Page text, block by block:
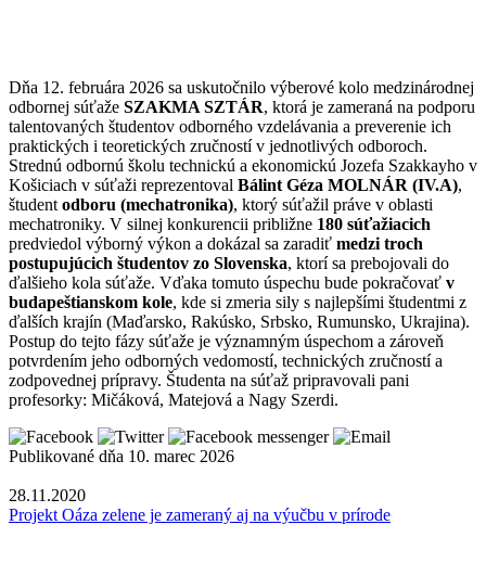
Dňa 12. februára 2026 sa uskutočnilo výberové kolo medzinárodnej
odbornej súťaže SZAKMA SZTÁR, ktorá je zameraná na podporu
talentovaných študentov odborného vzdelávania a preverenie ich
praktických i teoretických zručností v jednotlivých odboroch.
Strednú odbornú školu technickú a ekonomickú Jozefa Szakkayho v
Košiciach v súťaži reprezentoval Bálint Géza MOLNÁR (IV.A),
študent odboru (mechatronika), ktorý súťažil práve v oblasti
mechatroniky. V silnej konkurencii približne 180 súťažiacich
predviedol výborný výkon a dokázal sa zaradiť medzi troch
postupujúcich študentov zo Slovenska, ktorí sa prebojovali do
ďalšieho kola súťaže. Vďaka tomuto úspechu bude pokračovať v
budapeštianskom kole, kde si zmeria sily s najlepšími študentmi z
ďalších krajín (Maďarsko, Rakúsko, Srbsko, Rumunsko, Ukrajina).
Postup do tejto fázy súťaže je významným úspechom a zároveň
potvrdením jeho odborných vedomostí, technických zručností a
zodpovednej prípravy. Študenta na súťaž pripravovali pani
profesorky: Mičáková, Matejová a Nagy Szerdi.
Publikované dňa 10. marec 2026
28.11.2020
Projekt Oáza zelene je zameraný aj na výučbu v prírode